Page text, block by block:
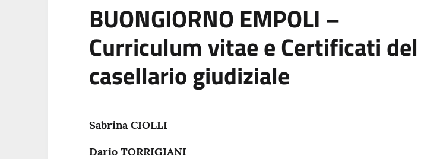
BUONGIORNO EMPOLI –
Curriculum vitae e Certificati del
casellario giudiziale
Sabrina CIOLLI
Dario TORRIGIANI